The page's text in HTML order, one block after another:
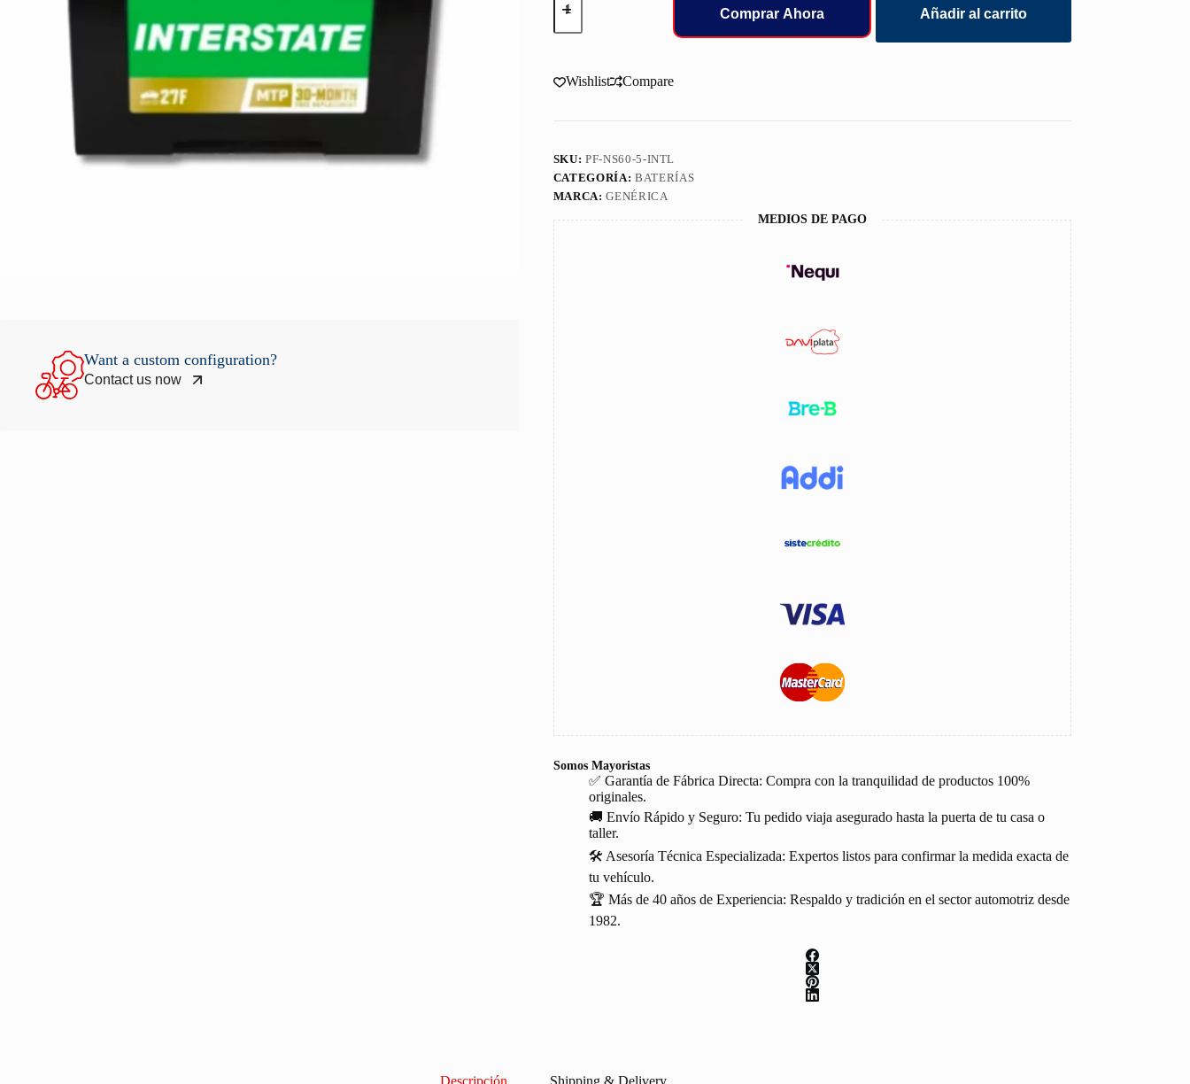
Want a custom configuration?
Contact us now
Interstate
Automot
-510
Comprar Ahora Añadir al carrito
Wishlist Compare
SKU:PF-NS60-5-INTL
CATEGORÍA: BATERÍAS
MARCA:GENÉRICA
MEDIOS DE PAGO
Somos Mayoristas
✅ Garantía de Fábrica Directa: Compra con la tranquilidad de productos 100%
originales.
🚚 Envío Rápido y Seguro: Tu pedido viaja asegurado hasta la puerta de tu casa o
taller.
🛠️ Asesoría Técnica Especializada: Expertos listos para confirmar la medida exacta de
tu vehículo.
🏆 Más de 40 años de Experiencia: Respaldo y tradición en el sector automotriz desde
1982.